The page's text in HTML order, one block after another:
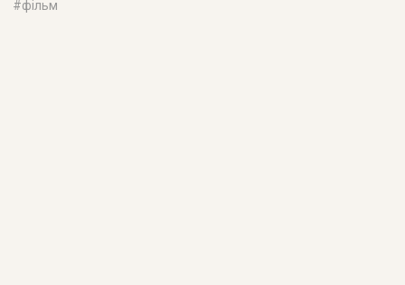
#фільм